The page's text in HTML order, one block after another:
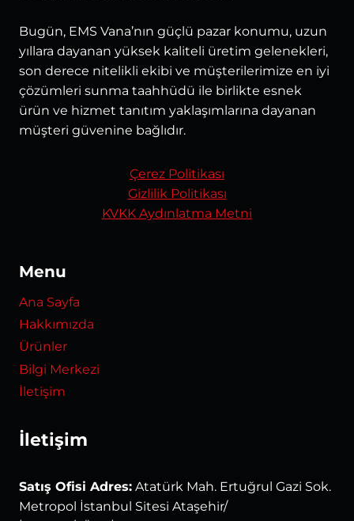
Bugün, EMS Vana’nın güçlü pazar konumu, uzun
yıllara dayanan yüksek kaliteli üretim gelenekleri,
son derece nitelikli ekibi ve müşterilerimize en iyi
çözümleri sunma taahhüdü ile birlikte esnek
ürün ve hizmet tanıtım yaklaşımlarına dayanan
müşteri güvenine bağlıdır.
Çerez Politikası
Gizlilik Politikası
KVKK Aydınlatma Metni
Menu
Ana Sayfa
Hakkımızda
Ürünler
Bilgi Merkezi
İletişim
İletişim
Satış Ofisi Adres: Atatürk Mah. Ertuğrul Gazi Sok.
Metropol İstanbul Sitesi Ataşehir/